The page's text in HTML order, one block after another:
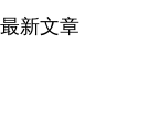
最新文章